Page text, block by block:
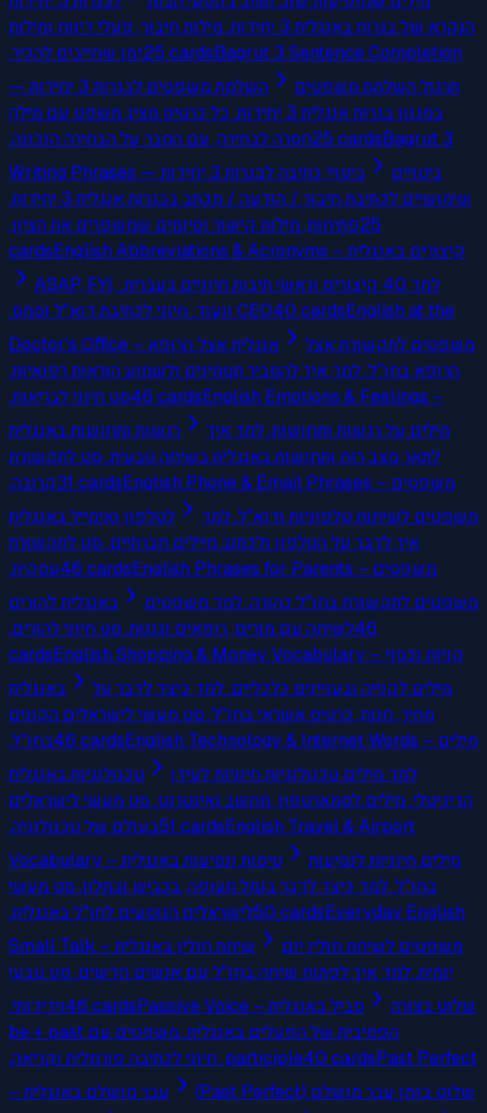
הנקרא של בגרות באנגלית 3 יחידות. מילות חיבור, פעלי דיווח ומילות
זמן שחייבים להכיר.25 cardsBagrut 3 Sentence Completion
— השלמת משפטים לבגרות 3 יחידות
תרגול השלמת משפטים
בסגנון בגרות אנגלית 3 יחידות. כל כרטיס מציג משפט עם מילה
חסרה לבחירה, עם הסבר על הבחירה הנכונה.25 cardsBagrut 3
Writing Phrases — ביטויי כתיבה לבגרות 3 יחידות
ביטויים
שימושיים לכתיבת חיבור / הודעה / מכתב בבגרות אנגלית 3 יחידות.
פתיחות, מילות קישור וסיומים שמשפרים את הציון.25
cards
English Abbreviations & Acronyms – קיצורים באנגלית
למד 40 קיצורים וראשי תיבות חיוניים בעברית. ASAP, FYI,
CEO וועוד. חיוני לכתיבת דוא"ל וסמס.40 cardsEnglish at the
Doctor's Office – אנגלית אצל הרופא
משפטים לתקשורת אצל
הרופא בחו"ל. למד איך להסביר תסמינים ולשמוע הוראות רפואיות.
סט חיוני לבריאות.46 cardsEnglish Emotions & Feelings –
רגשות ותחושות באנגלית
מילים על רגשות ותחושות. למד איך
לתאר מצב רוח ותחושות באנגלית בשיחה טבעית. סט לתקשורת
קרובה.31 cardsEnglish Phone & Email Phrases – משפטים
לטלפון ואימייל באנגלית
משפטים לשיחות טלפוניות ודוא"ל. למד
איך לדבר על הטלפון ולכתוב מיילים חברתיים. סט לתקשורת
עסקית.46 cardsEnglish Phrases for Parents – משפטים
באנגלית להורים
משפטים לתקשורת בחו"ל כהורה. למד משפטים
לשיחה עם מורים, רופאים וגננות. סט חיוני להורים.46
cardsEnglish Shopping & Money Vocabulary – קניות וכסף
באנגלית
מילים לקנייה ובעניינים כלכליים. למד כיצד לדבר על
מחיר, חנות, כרטיס אשראי בחו"ל. סט מעשי לישראלים הקונים
בחו"ל.46 cardsEnglish Technology & Internet Words – מילים
טכנולוגיות באנגלית
למד מילים טכנולוגיות חיוניות לעידן
הדיגיטלי. מילים לסמארטפון, מחשב ואינטרנט. סט מעשי לישראלים
בעולם של טכנולוגיה.51 cardsEnglish Travel & Airport
Vocabulary – טיסות ונסיעות באנגלית
מילים חיוניות לנסיעות
בחו"ל. למד כיצד לדבר בנמל תעופה, בכביש ובמלון. סט מעשי
לישראלים הנוסעים לחו"ל באנגלית.50 cardsEveryday English
Small Talk – שיחת חולין באנגלית
משפטים לשיחת חולין יום
יומית. למד איך לפתוח שיחה בחו"ל עם אנשים חדשים. סט טבעי
וידידותי.46 cards Passive Voice – סביל באנגלית
שלוט בצורה
הפסיבית של הפעלים באנגלית. משפטים עם be + past
participle. חיוני לכתיבה פורמלית וקריאה.40 cardsPast Perfect
– עבר מושלם באנגלית
שלוט בזמן עבר מושלם (Past Perfect)